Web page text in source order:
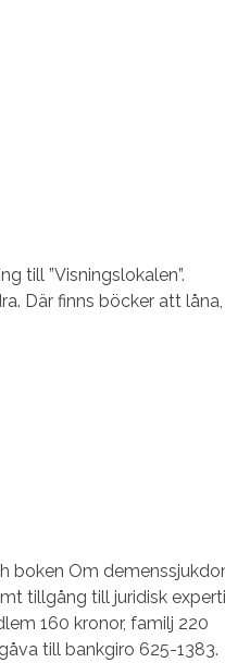
till ”Visningslokalen”.
Där finns böcker att låna,
boken Om
tillgång till juridisk
160 kronor, familj 220
till bankgiro 625-1383.